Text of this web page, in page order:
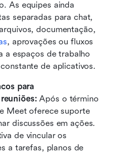
As equipes ainda
separadas para chat,
, aprovações ou fluxos
a espaços de trabalho
de aplicativos.
para
reuniões: Após o término
Meet oferece suporte
discussões em ações.
de vincular os
a tarefas, planos de